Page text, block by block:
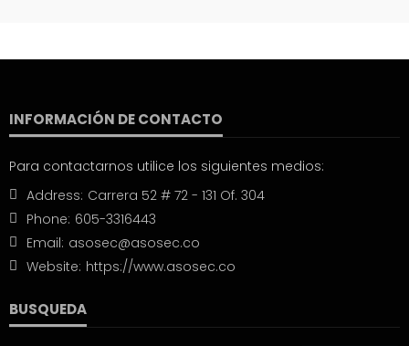
INFORMACIÓN DE CONTACTO
Para contactarnos utilice los siguientes medios:
Address: Carrera 52 # 72 - 131 Of. 304
Phone: 605-3316443
Email: asosec@asosec.co
Website: https://www.asosec.co
BUSQUEDA